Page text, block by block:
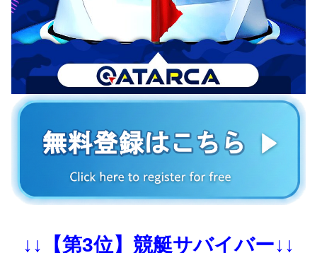
↓↓【第3位】競艇サバイバー↓↓